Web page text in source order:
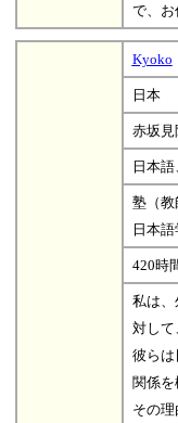
で、お
Kyoko
日本
赤坂見
日本
塾（教
日本
420時
私は、
対して
彼らは
関係を
その